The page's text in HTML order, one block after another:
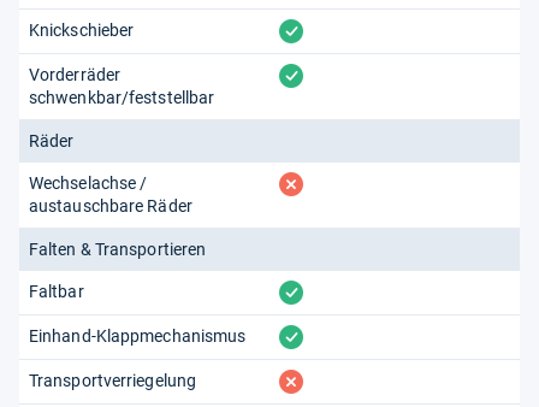
Knickschieber vorhanden
Vorderräder
schwenkbar/feststellbar
vorhanden
Räder
Wechselachse /
austauschbare Räder
fehlt
Falten & Transportieren
Faltbar vorhanden
Einhand-Klappmechanismus vorhanden
Transportverriegelung fehlt